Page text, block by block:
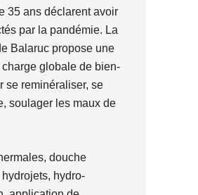
35 ans déclarent avoir
par la pandémie. La
Balaruc propose une
charge globale de bien-
se reminéraliser, se
soulager les maux de
douche
hydro-